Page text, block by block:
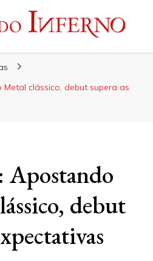
clássico, debut supera as
debut